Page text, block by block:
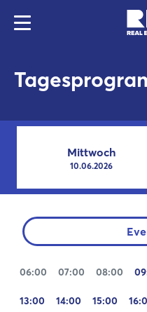
Mittwoch
10.06.2026
06:00 07:00 08:00
13:00 14:00 15:00